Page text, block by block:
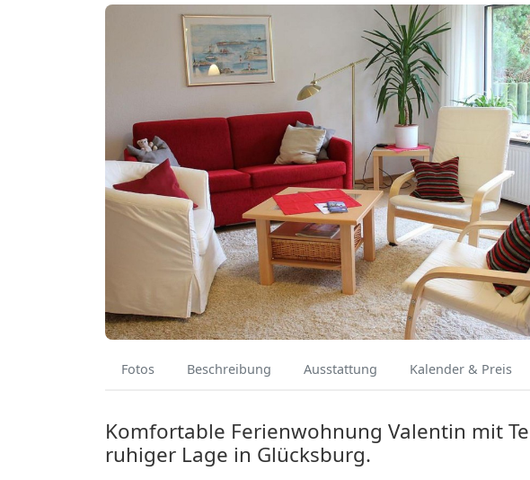
Fotos Beschreibung Ausstattung Kalender & Preis
Komfortable Ferienwohnung Valentin mit
ruhiger Lage in Glücksburg.